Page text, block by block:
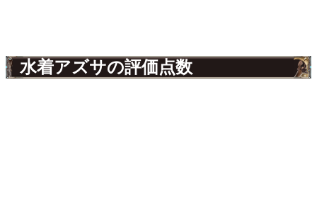
水着アズサの評価点数